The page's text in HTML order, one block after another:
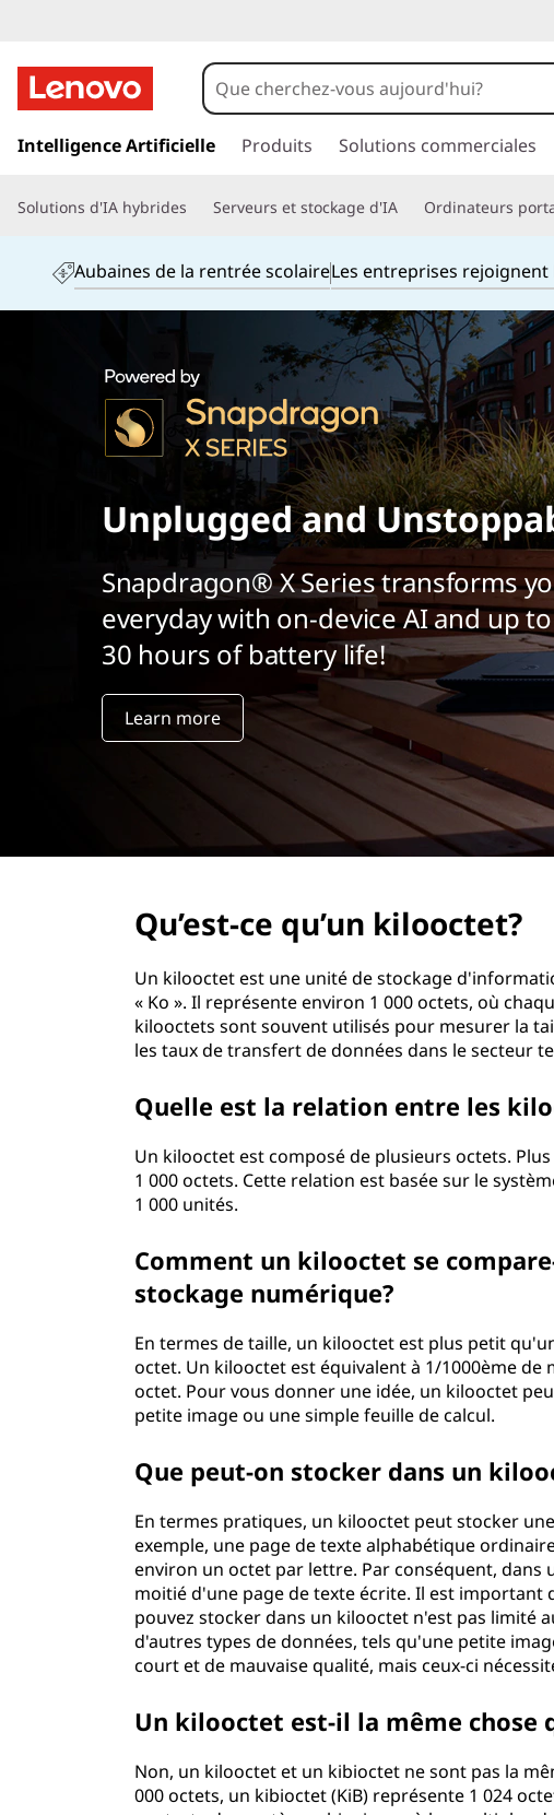
a
e
c
Intelligence Artificielle Produits Solutions commerciales
Solutions d'IA hybrides Serveurs et stockage d'IA Ordinateurs
Aubaines de la rentrée scolaireLes entreprises
Unplugged and
Snapdragon® X Series transforms
everyday with on-device AI and up to
30 hours of battery life!
Learn more
Qu’est-ce qu’un kilooctet?
Un kilooctet est une unité de stockage
« Ko ». Il représente environ 1 000 octets, où
kilooctets sont souvent utilisés pour mesurer la
les taux de transfert de données dans le secteur
Quelle est la relation entre les
Un kilooctet est composé de plusieurs octets.
1 000 octets. Cette relation est basée sur le
1 000 unités.
Comment un kilooctet se
stockage numérique?
En termes de taille, un kilooctet est plus petit
octet. Un kilooctet est équivalent à 1/1000ème
octet. Pour vous donner une idée, un kilooctet
petite image ou une simple feuille de calcul.
Que peut-on stocker dans un
En termes pratiques, un kilooctet peut stocker
exemple, une page de texte alphabétique
environ un octet par lettre. Par conséquent, dans
moitié d'une page de texte écrite. Il est important
pouvez stocker dans un kilooctet n'est pas limité
d'autres types de données, tels qu'une petite
court et de mauvaise qualité, mais ceux-ci
Un kilooctet est-il la même chose
Non, un kilooctet et un kibioctet ne sont pas la
000 octets, un kibioctet (KiB) représente 1 024